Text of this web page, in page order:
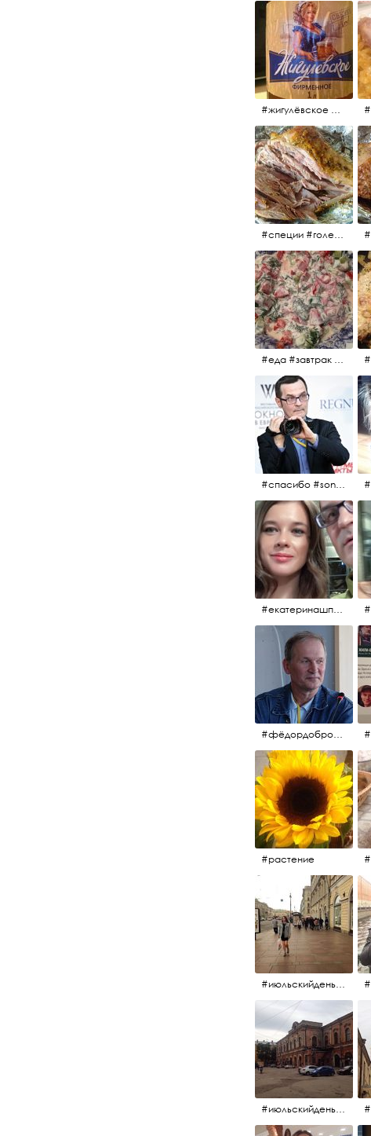
#жигулёвское #пиво #свежеепиво #beer #напиток
#специи #голень #голеньиндейки #индейка #мясо #еда #завтрак #голеньиндейкивфольге
#еда #завтрак #витамины #помидоры #укроп #огурцы #сметана #салат
#спасибо #sony #nikon #oknofestivsl @alex_kurov #aplgallery
#екатеринашпица #шпица @ekaterinashpitsa
#фёдордобронравов #кино #хорошеекино #жилибыли
#растение
#июльскийдень2017 #15july2017 #невский
#июльскийдень2017 #15july2017